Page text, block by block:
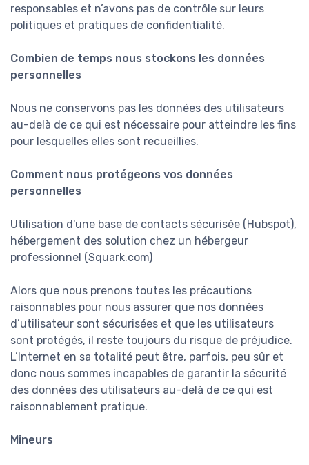
responsables et n’avons pas de contrôle sur leurs
politiques et pratiques de confidentialité.
Combien de temps nous stockons les données
personnelles
Nous ne conservons pas les données des utilisateurs
au-delà de ce qui est nécessaire pour atteindre les fins
pour lesquelles elles sont recueillies.
Comment nous protégeons vos données
personnelles
Utilisation d'une base de contacts sécurisée (Hubspot),
hébergement des solution chez un hébergeur
professionnel (Squark.com)
Alors que nous prenons toutes les précautions
raisonnables pour nous assurer que nos données
d’utilisateur sont sécurisées et que les utilisateurs
sont protégés, il reste toujours du risque de préjudice.
L’Internet en sa totalité peut être, parfois, peu sûr et
donc nous sommes incapables de garantir la sécurité
des données des utilisateurs au-delà de ce qui est
raisonnablement pratique.
Mineurs